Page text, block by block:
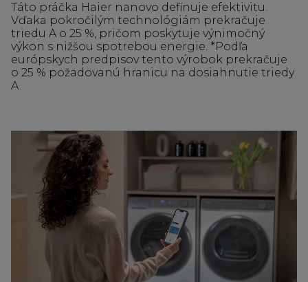
Táto práčka Haier nanovo definuje efektivitu.
Vďaka pokročilým technológiám prekračuje
triedu A o 25 %, pričom poskytuje výnimočný
výkon s nižšou spotrebou energie. *Podľa
európskych predpisov tento výrobok prekračuje
o 25 % požadovanú hranicu na dosiahnutie triedy
A.